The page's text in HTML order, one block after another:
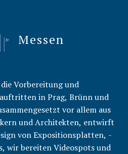
Messen
Vorbereitung und
in Prag, Brünn und
vor allem aus
und Architekten, entwirft
von Expositionsplatten, -
wir bereiten Videospots und